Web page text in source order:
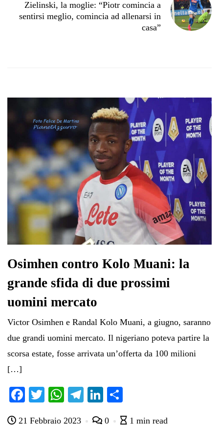
Zielinski, la moglie: “Piotr comincia a
sentirsi meglio, comincia ad allenarsi in
casa”
Osimhen contro Kolo Muani: la
grande sfida di due prossimi
uomini mercato
Victor Osimhen e Randal Kolo Muani, a giugno, saranno
due grandi uomini mercato. Il nigeriano poteva partire la
scorsa estate, fosse arrivata un’offerta da 100 milioni
[…]
Fa T
W
Te
Li
21 Febbraio 2023 0 1 min read